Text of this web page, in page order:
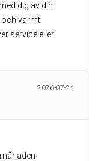
dig av din
och varmt
service eller
2026-07-24